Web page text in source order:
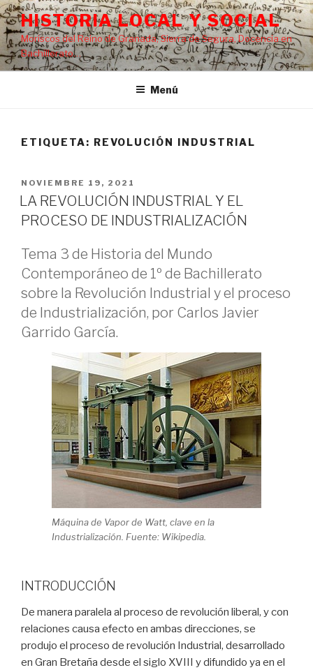
Saltar
al
contenido
HISTORIA LOCAL Y SOCIAL
Moriscos del Reino de Granada, Sierra de Segura, Docencia en
Bachillerato…
Menú
ETIQUETA: REVOLUCIÓN INDUSTRIAL
PUBLICADO
EL
NOVIEMBRE 19, 2021
LA REVOLUCIÓN INDUSTRIAL Y EL
PROCESO DE INDUSTRIALIZACIÓN
Tema 3 de Historia del Mundo
Contemporáneo de 1º de Bachillerato
sobre la Revolución Industrial y el proceso
de Industrialización, por Carlos Javier
Garrido García.
Máquina de Vapor de Watt, clave en la
Industrialización. Fuente: Wikipedia.
INTRODUCCIÓN
De manera paralela al proceso de revolución liberal, y con
relaciones causa efecto en ambas direcciones, se
produjo el proceso de revolución Industrial, desarrollado
en Gran Bretaña desde el siglo XVIII y difundido ya en el